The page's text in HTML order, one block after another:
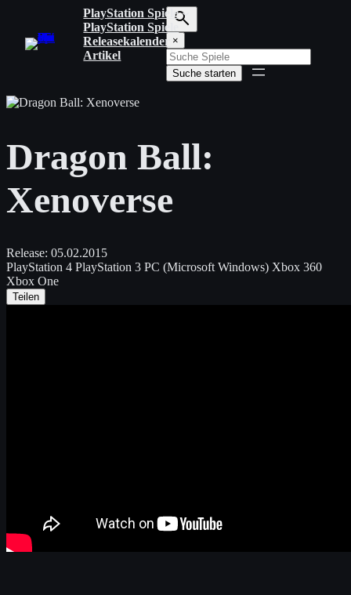
springen
PlayStation Spiele
PlayStation Spiele
Releasekalender
Artikel
S
u
c
h
i
f
e
i
b
e
×
Suche starten
Dragon Ball:
Xenoverse
Release: 05.02.2015
PlayStation 4 PlayStation 3 PC (Microsoft Windows) Xbox 360
Xbox One
Teilen